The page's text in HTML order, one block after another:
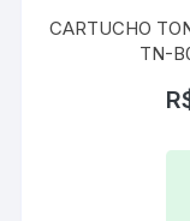
CARTUCHO
TN-